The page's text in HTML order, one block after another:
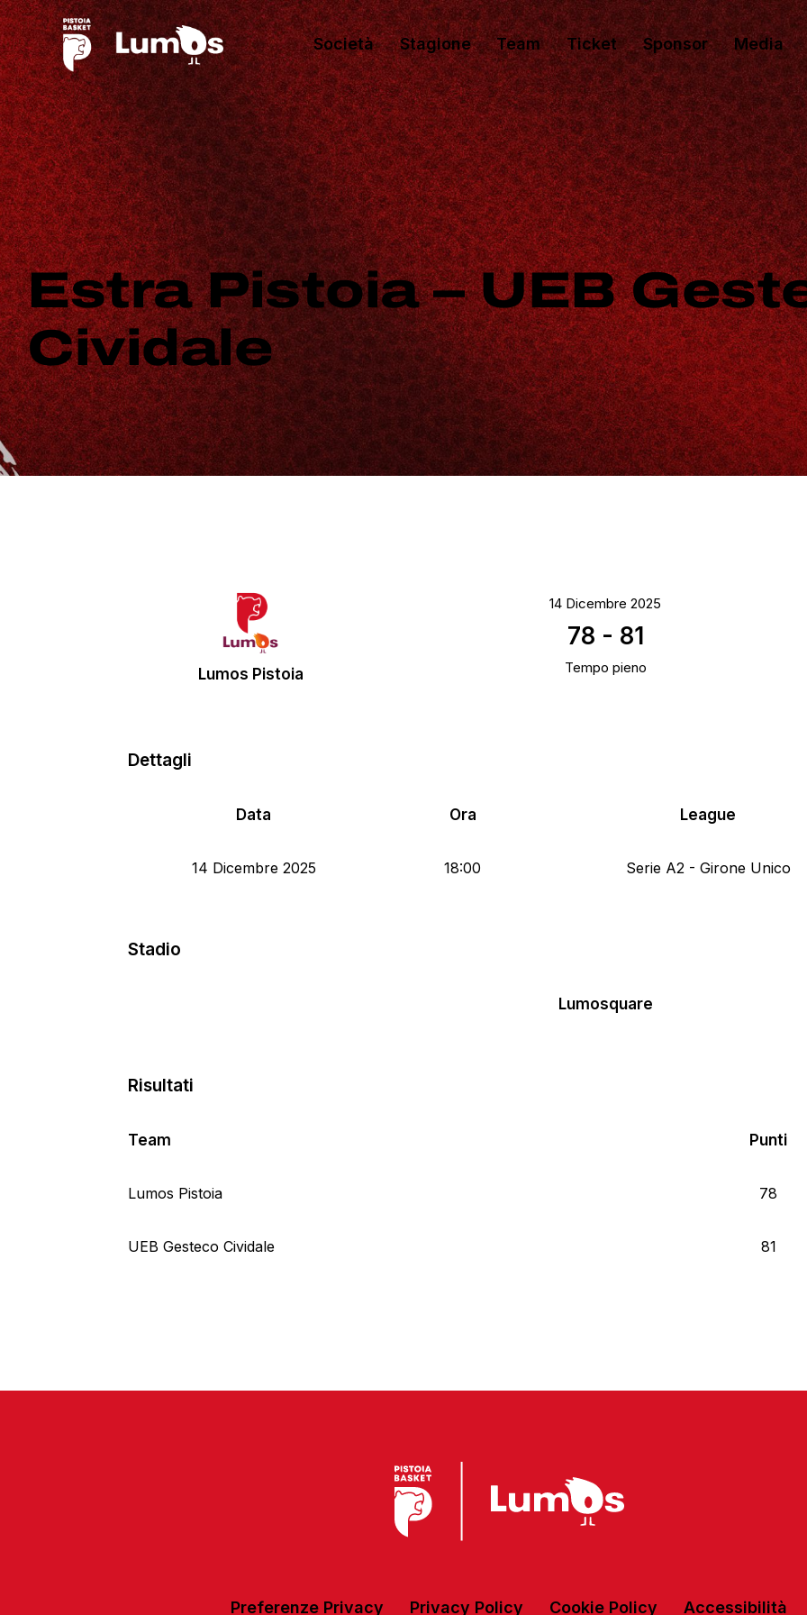
Società Stagione Team Ticket Sponsor Media
Estra Pistoia – UEB
Cividale
Lumos Pistoia
14 Dicembre 2025
78 - 81
Tempo pieno
Dettagli
Data Ora League
14 Dicembre 2025 18:00 Serie A2 - Girone Unico
Stadio
Lumosquare
Risultati
Team Punti
Lumos Pistoia 78
UEB Gesteco Cividale 81
Preferenze Privacy Privacy Policy Cookie Policy Accessibilità